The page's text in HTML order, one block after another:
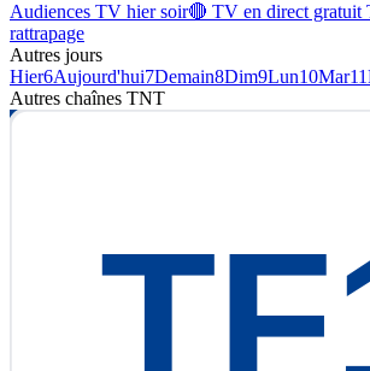
Audiences TV hier soir🔴 TV en direct gratuit
rattrapage
Autres jours
Hier6Aujourd'hui7Demain8Dim9Lun10Mar11
Autres chaînes TNT